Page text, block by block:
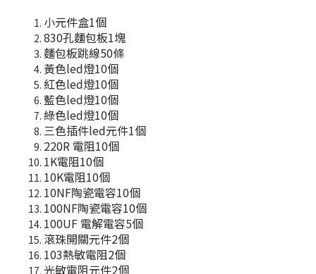
小元件盒1個
830孔麵包板1塊
麵包板跳線50條
黃色led燈10個
紅色led燈10個
藍色led燈10個
綠色led燈10個
三色插件led元件1個
220R 電阻10個
1K電阻10個
10K電阻10個
10NF陶瓷電容10個
100NF陶瓷電容10個
100UF 電解電容5個
滾珠開關元件2個
103熱敏電阻2個
光敏電阻元件2個